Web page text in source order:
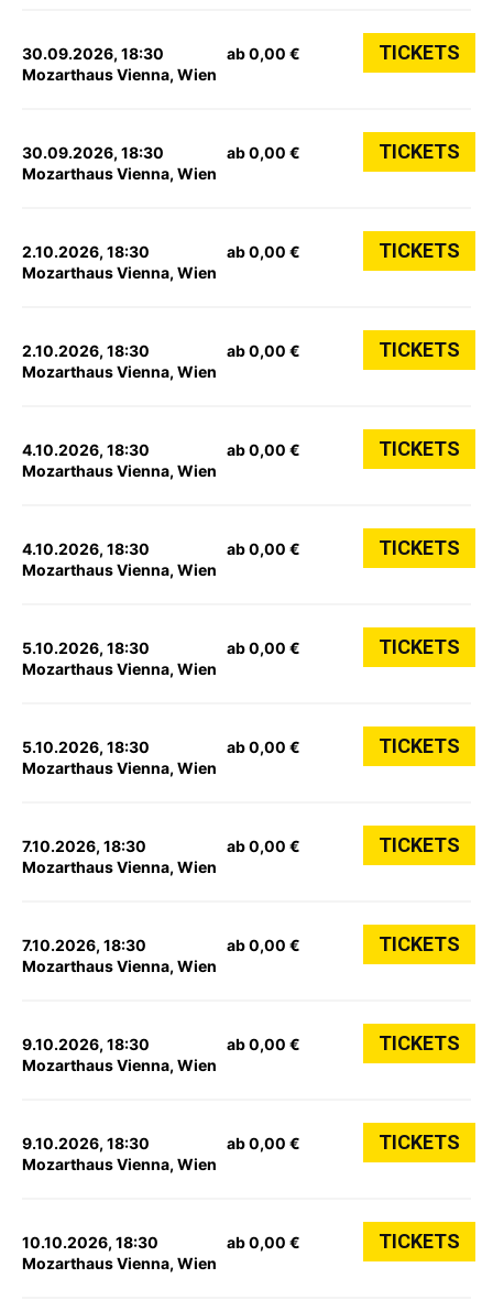
30.09.2026, 18:30
Mozarthaus Vienna, Wien
ab 0,00 € TICKETS
30.09.2026, 18:30
Mozarthaus Vienna, Wien
ab 0,00 € TICKETS
2.10.2026, 18:30
Mozarthaus Vienna, Wien
ab 0,00 € TICKETS
2.10.2026, 18:30
Mozarthaus Vienna, Wien
ab 0,00 € TICKETS
4.10.2026, 18:30
Mozarthaus Vienna, Wien
ab 0,00 € TICKETS
4.10.2026, 18:30
Mozarthaus Vienna, Wien
ab 0,00 € TICKETS
5.10.2026, 18:30
Mozarthaus Vienna, Wien
ab 0,00 € TICKETS
5.10.2026, 18:30
Mozarthaus Vienna, Wien
ab 0,00 € TICKETS
7.10.2026, 18:30
Mozarthaus Vienna, Wien
ab 0,00 € TICKETS
7.10.2026, 18:30
Mozarthaus Vienna, Wien
ab 0,00 € TICKETS
9.10.2026, 18:30
Mozarthaus Vienna, Wien
ab 0,00 € TICKETS
9.10.2026, 18:30
Mozarthaus Vienna, Wien
ab 0,00 € TICKETS
10.10.2026, 18:30
Mozarthaus Vienna, Wien
ab 0,00 € TICKETS